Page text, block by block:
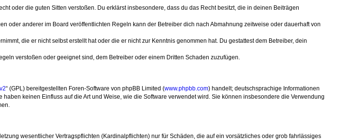
oder die guten Sitten verstoßen. Du erklärst insbesondere, dass du das Recht besitzt, die in deinen Beiträgen
oder anderer im Board veröffentlichten Regeln kann der Betreiber dich nach Abmahnung zeitweise oder dauerhaft von
die er nicht selbst erstellt hat oder die er nicht zur Kenntnis genommen hat. Du gestattest dem Betreiber, dein
verstoßen oder geeignet sind, dem Betreiber oder einem Dritten Schaden zuzufügen.
“ (GPL) bereitgestellten Foren-Software von phpBB Limited (www.phpbb.com) handelt; deutschsprachige Informationen
haben keinen Einfluss auf die Art und Weise, wie die Software verwendet wird. Sie können insbesondere die Verwendung
wesentlicher Vertragspflichten (Kardinalpflichten) nur für Schäden, die auf ein vorsätzliches oder grob fahrlässiges